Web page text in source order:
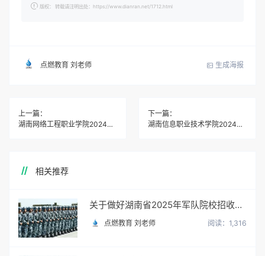
版权： 转载请注明出处：https://www.dianran.net/1712.html
点燃教育 刘老师 生成海报
上一篇：
湖南网络工程职业学院2024年高职单招章程
下一篇：
湖南信息职业技术学院2024年高职单招章程
相关推荐
关于做好湖南省2025年军队院校招收普通高中毕业生政治考核工作的通知
点燃教育 刘老师 阅读：1,316